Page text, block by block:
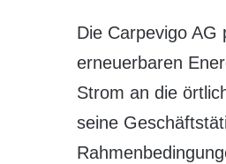
Die Carpevigo
erneuerbaren
Strom an die
seine